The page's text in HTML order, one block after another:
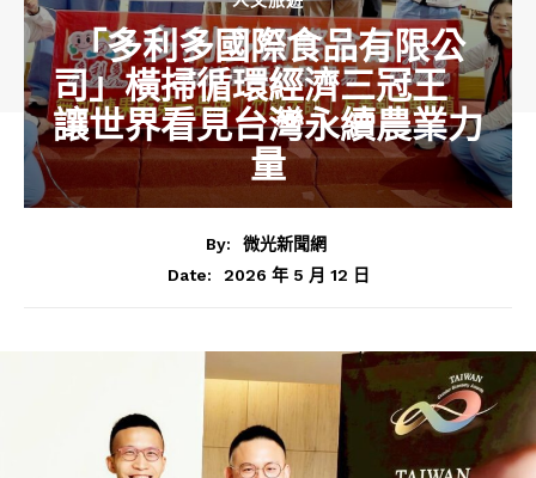
「多利多國際食品有限公
司」橫掃循環經濟三冠王
讓世界看見台灣永續農業力
量
By:
微光新聞網
Date:
2026 年 5 月 12 日